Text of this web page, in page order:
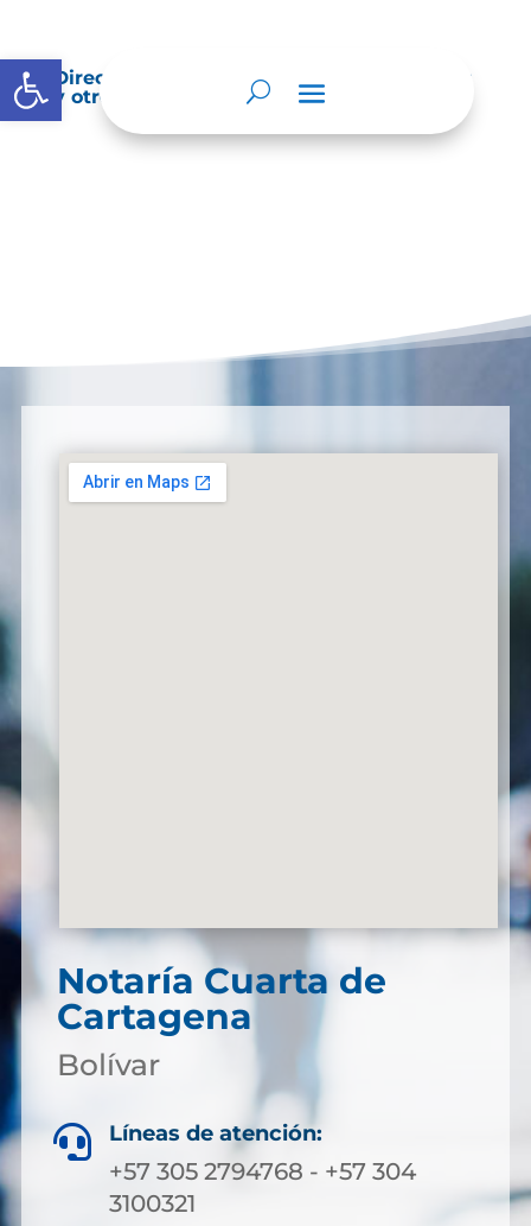
Abrir barra de herramientas
Directorio de agremiaciones, asociaciones
y otros grupos de interés
Notaría Cuarta de
Cartagena
Bolívar
 Líneas de atención:
+57 305 2794768 - +57 304
3100321